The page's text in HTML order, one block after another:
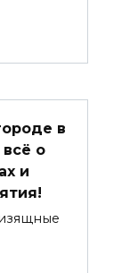
в
о
и